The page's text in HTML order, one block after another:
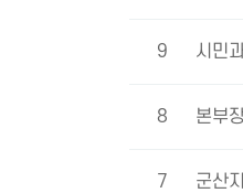
9 시민
8 본부
7 군산